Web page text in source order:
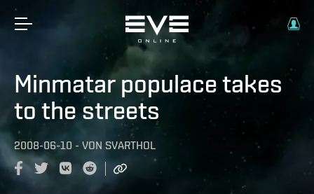
Minmatar populace takes
to the streets
2008-06-10 - VON SVARTHOL